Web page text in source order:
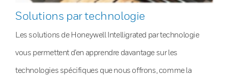
Solutions par technologie
Les solutions de Honeywell Intelligrated par technologie
vous permettent d’en apprendre davantage sur les
technologies spécifiques que nous offrons, comme la